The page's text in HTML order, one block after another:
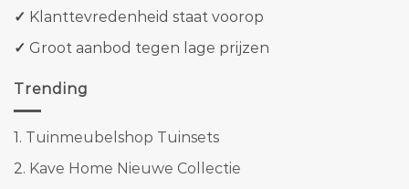
✓ Klanttevredenheid staat voorop
✓ Groot aanbod tegen lage prijzen
Trending
1. Tuinmeubelshop Tuinsets
2. Kave Home Nieuwe Collectie